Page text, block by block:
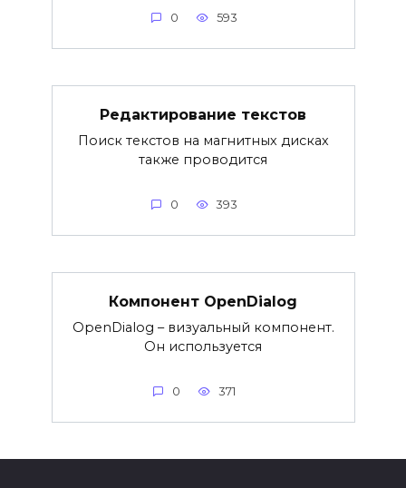
0 593
Редактирование текстов
Поиск текстов на магнитных дисках
также проводится
0 393
Компонент OpenDialog
OpenDialog – визуальный компонент.
Он используется
0 371